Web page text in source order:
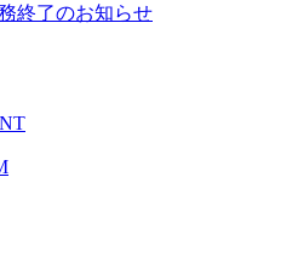
終了のお知らせ